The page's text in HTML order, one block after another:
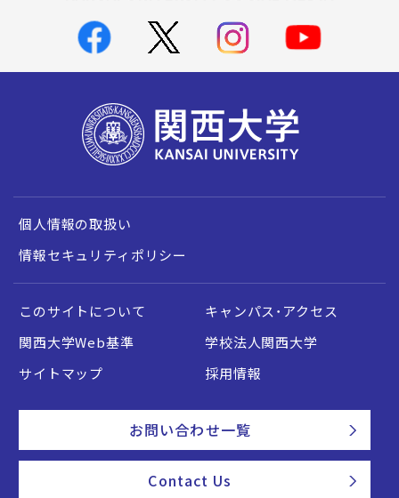
個人情報の取扱い
情報セキュリティポリシー
このサイトについて
キャンパス・アクセス
関西大学Web基準
学校法人関西大学
サイトマップ
採用情報
お問い合わせ一覧
Contact Us